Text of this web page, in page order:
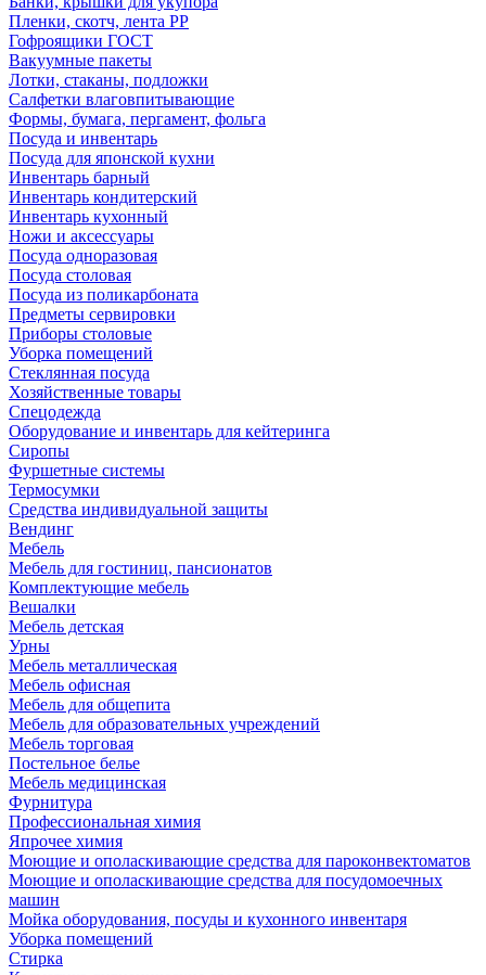
Пленки, скотч, лента РР
Гофроящики ГОСТ
Вакуумные пакеты
Лотки, стаканы, подложки
Салфетки влаговпитывающие
Формы, бумага, пергамент, фольга
Посуда и инвентарь
Посуда для японской кухни
Инвентарь барный
Инвентарь кондитерский
Инвентарь кухонный
Ножи и аксессуары
Посуда одноразовая
Посуда столовая
Посуда из поликарбоната
Предметы сервировки
Приборы столовые
Уборка помещений
Стеклянная посуда
Хозяйственные товары
Спецодежда
Оборудование и инвентарь для кейтеринга
Сиропы
Фуршетные системы
Термосумки
Средства индивидуальной защиты
Вендинг
Мебель
Мебель для гостиниц, пансионатов
Комплектующие мебель
Вешалки
Мебель детская
Урны
Мебель металлическая
Мебель офисная
Мебель для общепита
Мебель для образовательных учреждений
Мебель торговая
Постельное белье
Мебель медицинская
Фурнитура
Профессиональная химия
Япрочее химия
Моющие и ополаскивающие средства для пароконвектоматов
Моющие и ополаскивающие средства для посудомоечных
машин
Мойка оборудования, посуды и кухонного инвентаря
Уборка помещений
Стирка